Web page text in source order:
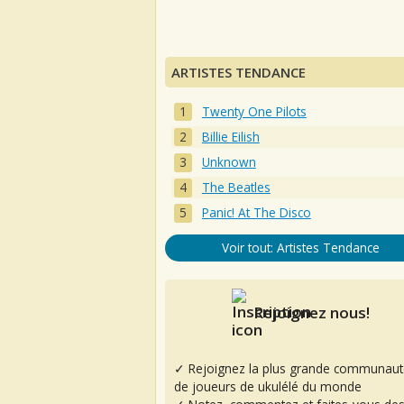
ARTISTES TENDANCE
Twenty One Pilots
Billie Eilish
Unknown
The Beatles
Panic! At The Disco
Voir tout: Artistes Tendance
Rejoignez nous!
✓ Rejoignez la plus grande
de joueurs de ukulélé du monde